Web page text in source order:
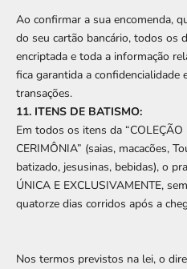
Ao confirmar a sua encomenda,
do seu cartão bancário, todos os
encriptada e toda a informação
fica garantida a confidencialidade
transações.
11. ITENS DE BATISMO:
Em todos os itens da
CERIMÔNIA” (saias, macacões,
batizado, jesusinas, bebidas), o
ÚNICA E EXCLUSIVAMENTE,
quatorze dias corridos após a
Nos termos previstos na lei, o